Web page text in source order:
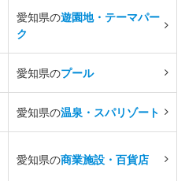
愛知県の遊園地・テーマパー
ク
愛知県のプール
愛知県の温泉・スパリゾート
愛知県の商業施設・百貨店